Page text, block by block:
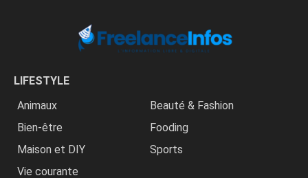
LIFESTYLE
Animaux
Beauté & Fashion
Bien-être
Fooding
Maison et DIY
Sports
Vie courante